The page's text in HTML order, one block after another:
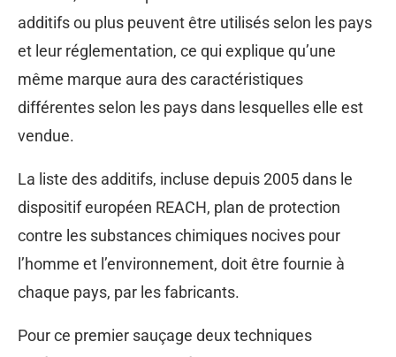
additifs ou plus peuvent être utilisés selon les pays
et leur réglementation, ce qui explique qu’une
même marque aura des caractéristiques
différentes selon les pays dans lesquelles elle est
vendue.
La liste des additifs, incluse depuis 2005 dans le
dispositif européen REACH, plan de protection
contre les substances chimiques nocives pour
l’homme et l’environnement, doit être fournie à
chaque pays, par les fabricants.
Pour ce premier sauçage deux techniques